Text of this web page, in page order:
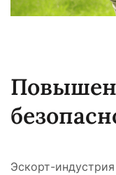
Эскорт-